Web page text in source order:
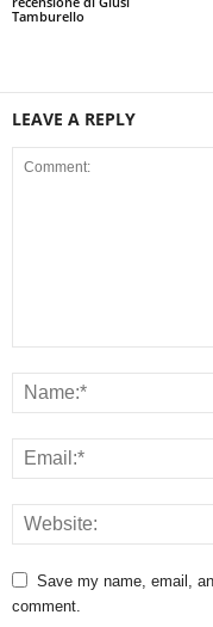
Tamburello
LEAVE A REPLY
Save my name, email,
comment.